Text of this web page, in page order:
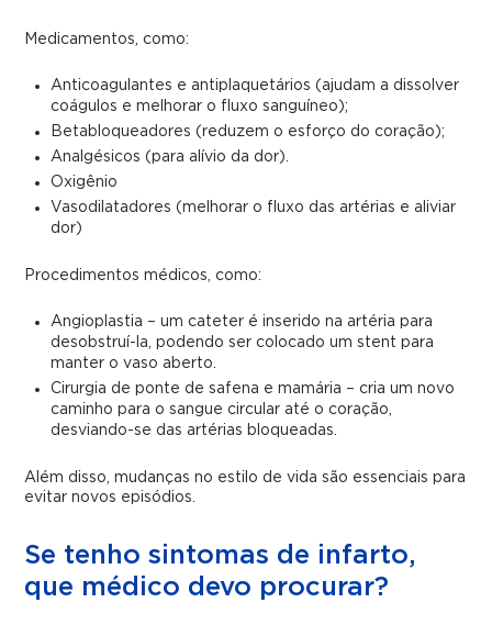
Medicamentos, como:
Anticoagulantes e antiplaquetários (ajudam a dissolver
coágulos e melhorar o fluxo sanguíneo);
Betabloqueadores (reduzem o esforço do coração);
Analgésicos (para alívio da dor).
Oxigênio
Vasodilatadores (melhorar o fluxo das artérias e aliviar
dor)
Procedimentos médicos, como:
Angioplastia – um cateter é inserido na artéria para
desobstruí-la, podendo ser colocado um stent para
manter o vaso aberto.
Cirurgia de ponte de safena e mamária – cria um novo
caminho para o sangue circular até o coração,
desviando-se das artérias bloqueadas.
Além disso, mudanças no estilo de vida são essenciais para
evitar novos episódios.
Se tenho sintomas de infarto,
que médico devo procurar?